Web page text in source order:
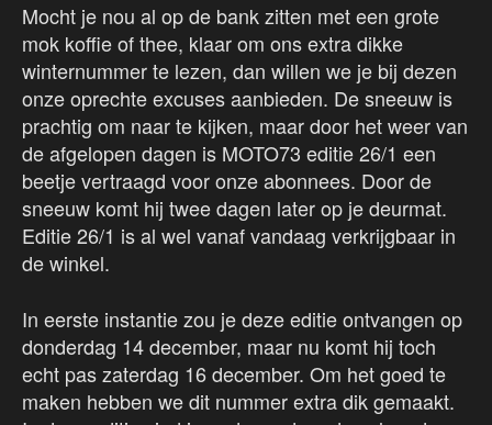
Mocht je nou al op de bank zitten met een grote
mok koffie of thee, klaar om ons extra dikke
winternummer te lezen, dan willen we je bij dezen
onze oprechte excuses aanbieden. De sneeuw is
prachtig om naar te kijken, maar door het weer van
de afgelopen dagen is MOTO73 editie 26/1 een
beetje vertraagd voor onze abonnees. Door de
sneeuw komt hij twee dagen later op je deurmat.
Editie 26/1 is al wel vanaf vandaag verkrijgbaar in
de winkel.
In eerste instantie zou je deze editie ontvangen op
donderdag 14 december, maar nu komt hij toch
echt pas zaterdag 16 december. Om het goed te
maken hebben we dit nummer extra dik gemaakt.